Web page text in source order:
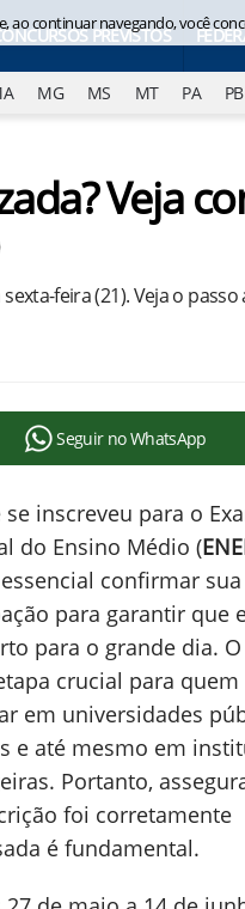
PREVISTOS
MG MS MT PA PB
Veja
feira (21). Veja o passo
Seguir no WhatsApp
se inscreveu para o
do Ensino Médio (
confirmar sua
para garantir que
para o grande dia. O
crucial para quem
em universidades
e até mesmo em
Portanto,
foi corretamente
é fundamental.
ao continuar navegando, você